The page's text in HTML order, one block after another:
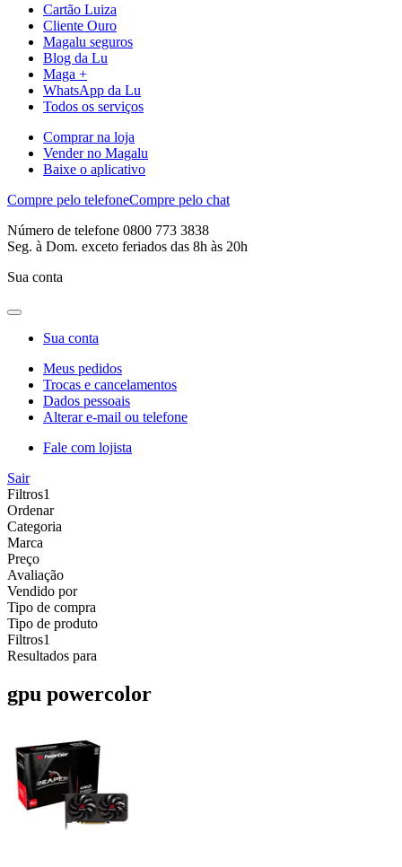
Cartão Luiza
Cliente Ouro
Magalu seguros
Blog da Lu
Maga +
WhatsApp da Lu
Todos os serviços
Comprar na loja
Vender no Magalu
Baixe o aplicativo
Compre pelo telefoneCompre pelo chat
Número de telefone 0800 773 3838
Seg. à Dom. exceto feriados das 8h às 20h
Sua conta
Sua conta
Meus pedidos
Trocas e cancelamentos
Dados pessoais
Alterar e-mail ou telefone
Fale com lojista
Sair
Filtros1
Ordenar
Categoria
Marca
Preço
Avaliação
Vendido por
Tipo de compra
Tipo de produto
Filtros1
Resultados para
gpu powercolor